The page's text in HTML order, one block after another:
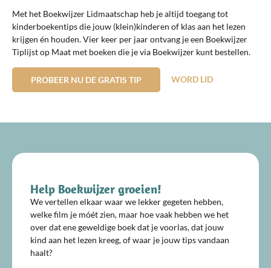
Met het Boekwijzer Lidmaatschap heb je altijd toegang tot
kinderboekentips die jouw (klein)kinderen of klas aan het lezen
krijgen én houden. Vier keer per jaar ontvang je een Boekwijzer
Tiplijst op Maat met boeken die je via Boekwijzer kunt bestellen.
PROBEER NU DE GRATIS TIP WORD LID
Help Boekwijzer groeien!
We vertellen elkaar waar we lekker gegeten hebben,
welke film je móét zien, maar hoe vaak hebben we het
over dat ene geweldige boek dat je voorlas, dat jouw
kind aan het lezen kreeg, of waar je jouw tips vandaan
haalt?